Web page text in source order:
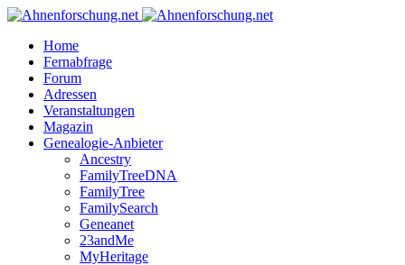
Home
Fernabfrage
Forum
Adressen
Veranstaltungen
Magazin
Genealogie-Anbieter
Ancestry
FamilyTreeDNA
FamilyTree
FamilySearch
Geneanet
23andMe
MyHeritage